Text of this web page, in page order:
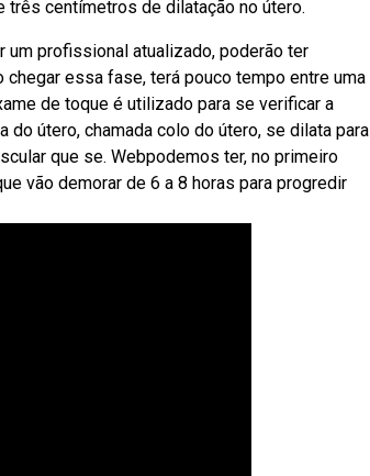
três centímetros de dilatação no útero.
um profissional atualizado, poderão ter
essa fase, terá pouco tempo entre uma
de toque é utilizado para se verificar a
do útero, chamada colo do útero, se dilata para
que se. Webpodemos ter, no primeiro
vão demorar de 6 a 8 horas para progredir